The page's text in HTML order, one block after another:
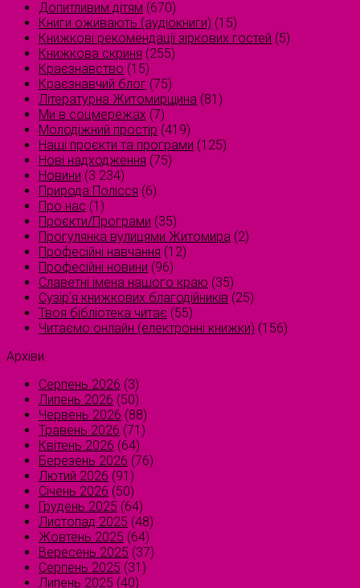
Допитливим дітям (670)
Книги оживають (аудіокниги) (15)
Книжкові рекомендації зіркових гостей (5)
Книжкова скриня (255)
Краєзнавство (15)
Краєзнавчий блог (75)
Літературна Житомирщина (81)
Ми в соцмережах (7)
Молодіжний простір (419)
Наші проєкти та програми (125)
Нові надходження (75)
Новини (3 234)
Природа Полісся (6)
Про нас (1)
Проєкти/Програми (35)
Прогулянка вулицями Житомира (2)
Професійні навчання (12)
Професійні новини (96)
Славетні імена нашого краю (35)
Сузірʼя книжкових благодійників (25)
Твоя бібліотека читає (55)
Читаємо онлайн (електронні книжки) (156)
Архіви
Серпень 2026 (3)
Липень 2026 (50)
Червень 2026 (88)
Травень 2026 (71)
Квітень 2026 (64)
Березень 2026 (76)
Лютий 2026 (91)
Січень 2026 (50)
Грудень 2025 (64)
Листопад 2025 (48)
Жовтень 2025 (64)
Вересень 2025 (37)
Серпень 2025 (31)
Липень 2025 (40)